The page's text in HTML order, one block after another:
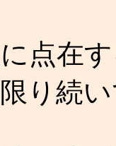
点在
り続